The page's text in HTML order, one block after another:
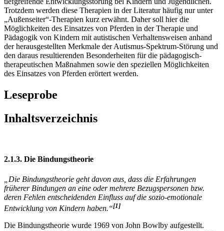
Autismus-Spektrum-Störung ist eine immer häufiger diagnostizierte
tiefgreifende Entwicklungsstörung bei Kindern und Jugendlichen.
Trotzdem werden diese Therapien in der Literatur häufig nur unter
„Außenseiter“-Therapien kurz erwähnt. Daher soll hier die
Möglichkeiten des Einsatzes von Pferden in der Therapie und
Pädagogik von Kindern mit autistischen Verhaltensweisen anhand
der herausgestellten Merkmale der Autismus-Spektrum-Störung und
den daraus resultierenden Besonderheiten für die pädagogisch-
des Einsatzes von Pferden erörtert werden.
Leseprobe
2.1.3. Die Bindungstheorie
„Die Bindungstheorie geht davon aus, dass die Erfahrungen
früherer Bindungen an eine oder mehrere Bezugspersonen bzw.
deren Fehlen entscheidenden Einfluss auf die sozio-emotionale
Entwicklung von Kindern haben.“[1]